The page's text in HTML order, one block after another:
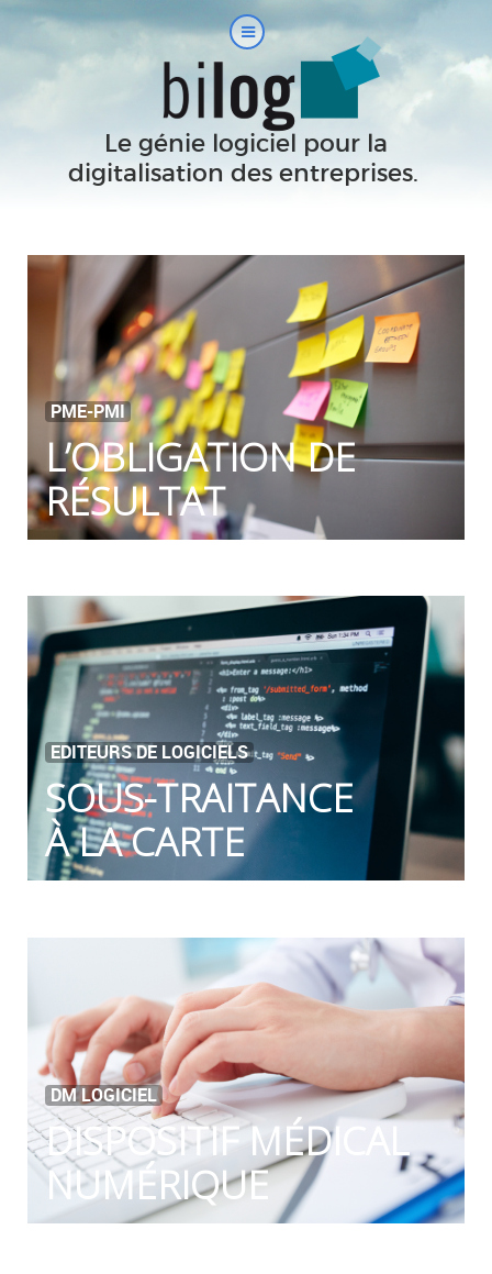
Le génie logiciel pour la
digitalisation des entreprises.
PME-PMI
L’OBLIGATION DE
RÉSULTAT
EDITEURS DE LOGICIELS
SOUS-TRAITANCE
À LA CARTE
DM LOGICIEL
DISPOSITIF MÉDICAL
NUMÉRIQUE